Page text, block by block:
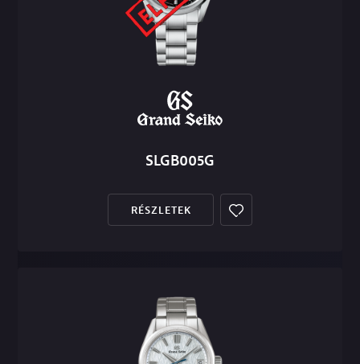
SLGB005G
RÉSZLETEK